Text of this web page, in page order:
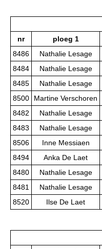
nr
ploeg 1
8486
Nathalie Lesage
8484
Nathalie Lesage
8485
Nathalie Lesage
8500
Martine Verschoren
8482
Nathalie Lesage
8483
Nathalie Lesage
8506
Inne Messiaen
8494
Anka De Laet
8480
Nathalie Lesage
8481
Nathalie Lesage
8520
Ilse De Laet